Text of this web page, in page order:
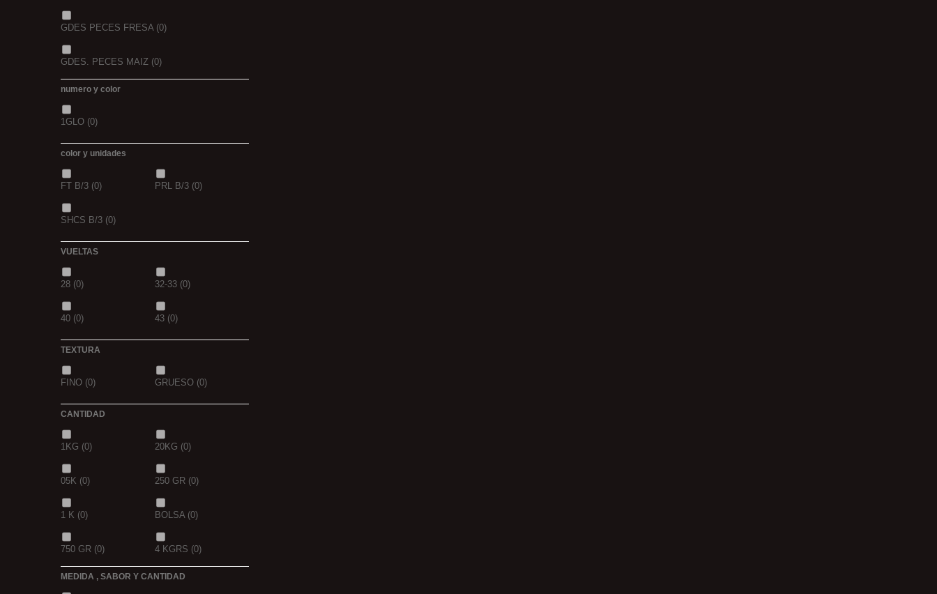
GDES PECES FRESA(0)
GDES. PECES MAIZ (0)
GDES. PECES SCOPEX
TIGERNUTS
MIEL OCEAN LIVER
GOLDEN X
numero y color
1GLO (0)
color y unidades
FT B/3 (0) PRL B/3 (0)
SHCS B/3 (0)
VUELTAS
28 (0) 32-33 (0)
40 (0) 43 (0)
TEXTURA
FINO (0) GRUESO (0)
CANTIDAD
1KG (0) 20KG (0)
05K (0) 250 GR (0)
1 K (0) BOLSA(0)
750 GR (0) 4 KGRS (0)
(0)
MEDIDA , SABOR Y CANTIDAD